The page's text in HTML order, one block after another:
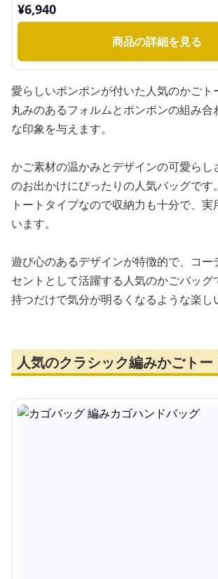
¥6,940
商品の詳細を見る
愛らしいポンポンが付いた人気のかごト
丸みのあるフォルムとポンポンの組み合
な印象を与えます。
かご素材の温かみとデザインの可愛らし
のお出かけにぴったりの人気バッグです。
トートタイプなので収納力も十分で、実
います。
遊び心のあるデザインが特徴的で、コー
セントとして活躍する人気のかごバッグ
持つだけで気分が明るくなるような楽し
人気のクラシック編みかごトー